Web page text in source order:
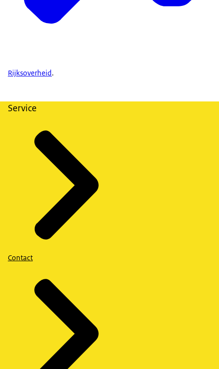
Rijksoverheid.
Service
Contact